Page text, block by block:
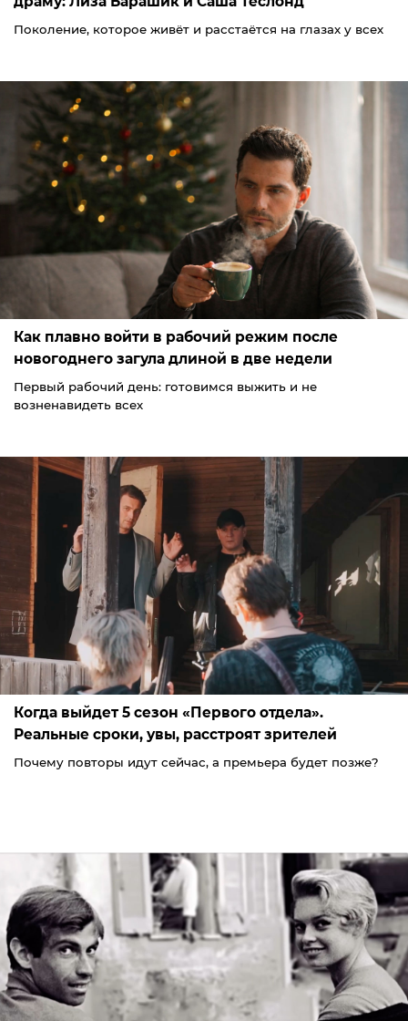
Поколение, которое живёт и расстаётся на глазах у всех
Как плавно войти в рабочий режим после
новогоднего загула длиной в две недели
Первый рабочий день: готовимся выжить и не
возненавидеть всех
Когда выйдет 5 сезон «Первого отдела».
Реальные сроки, увы, расстроят зрителей
Почему повторы идут сейчас, а премьера будет позже?